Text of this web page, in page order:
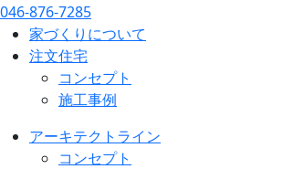
046-876-7285
家づくりについて
注文住宅
コンセプト
施工事例
アーキテクトライン
コンセプト